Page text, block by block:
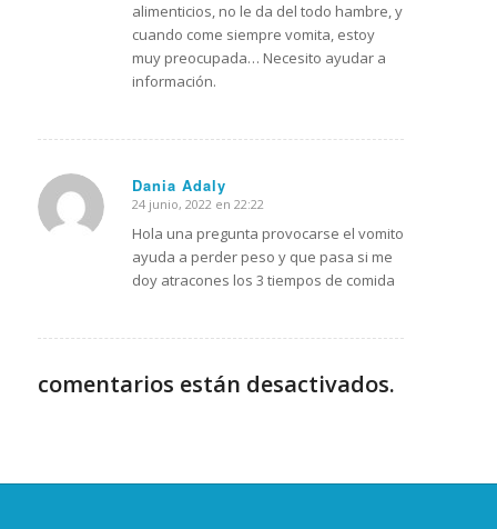
alimenticios, no le da del todo hambre, y
cuando come siempre vomita, estoy
muy preocupada… Necesito ayudar a
información.
Dania Adaly
Dice:
24 junio, 2022 en 22:22
Hola una pregunta provocarse el vomito
ayuda a perder peso y que pasa si me
doy atracones los 3 tiempos de comida
comentarios están desactivados.